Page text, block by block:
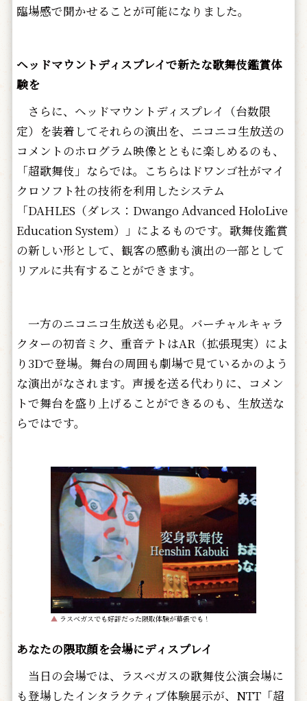
臨場感で聞かせることが可能になりました。
ヘッドマウントディスプレイで新たな歌舞伎鑑賞体
験を
さらに、ヘッドマウントディスプレイ（台数限
定）を装着してそれらの演出を、ニコニコ生放送の
コメントのホログラム映像とともに楽しめるのも、
「超歌舞伎」ならでは。こちらはドワンゴ社がマイ
クロソフト社の技術を利用したシステム
「DAHLES（ダレス：Dwango Advanced HoloLive
Education System）」によるものです。歌舞伎鑑賞
の新しい形として、観客の感動も演出の一部として
リアルに共有することができます。
一方のニコニコ生放送も必見。バーチャルキャラ
クターの初音ミク、重音テトはAR（拡張現実）によ
り3Dで登場。舞台の周囲も劇場で見ているかのよう
な演出がなされます。声援を送る代わりに、コメン
トで舞台を盛り上げることができるのも、生放送な
らではです。
▲ ラスベガスでも好評だった隈取体験が幕張でも！
あなたの隈取顔を会場にディスプレイ
当日の会場では、ラスベガスの歌舞伎公演会場に
も登場したインタラクティブ体験展示が、NTT「超